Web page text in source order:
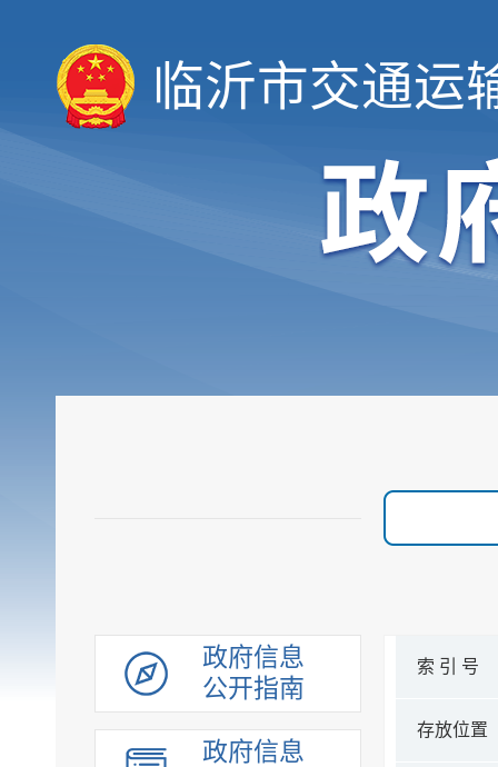
临沂市交通运
政府信息
公开指南
政府信息
索 引 号
存放位置